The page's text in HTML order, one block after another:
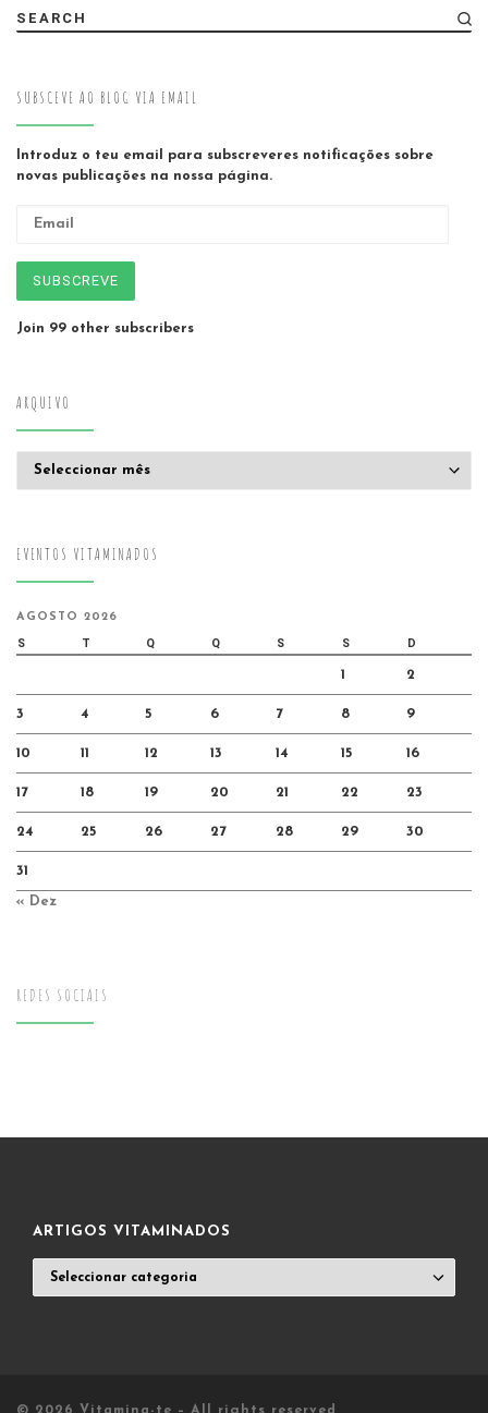
SEARCH
SUBSCEVE AO BLOG VIA EMAIL
Introduz o teu email para subscreveres notificações sobre
novas publicações na nossa página.
SUBSCREVE
Join 99 other subscribers
ARQUIVO
EVENTOS VITAMINADOS
AGOSTO 2026
S T Q Q S S D
1 2
3 4 5 6 7 8 9
10 11 12 13 14 15 16
17 18 19 20 21 22 23
24 25 26 27 28 29 30
31
« Dez
REDES SOCIAIS
ARTIGOS VITAMINADOS
VITAMINADOS